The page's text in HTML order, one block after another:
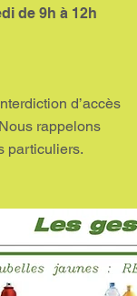
de 9h à 12h
d’accès
rappelons
particuliers.